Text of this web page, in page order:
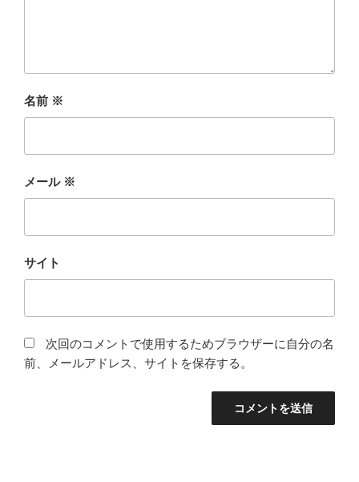
名前 ※
メール ※
サイト
次回のコメントで使用するためブラウザーに自分の名
前、メールアドレス、サイトを保存する。